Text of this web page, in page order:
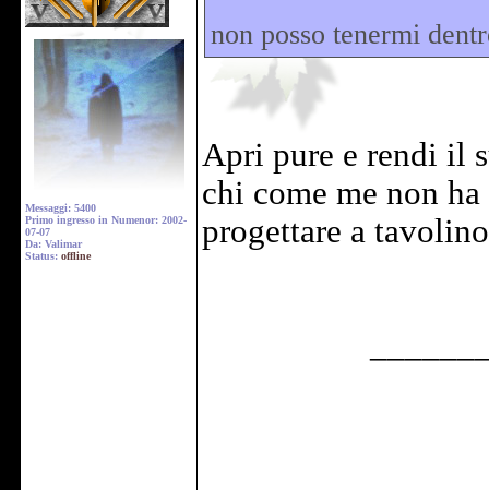
Messaggi: 5400
Primo ingresso in Numenor: 2002-
07-07
Da: Valimar
Status: offline
non posso tenermi
Apri pure e rendi il
chi come me non
progettare a